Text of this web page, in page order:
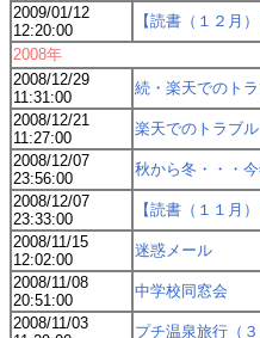
2009/01/12
12:20:00
【読書（１２月
2008年
2008/12/29
11:31:00
続・楽天でのトラ
2008/12/21
11:27:00
楽天でのトラブル
2008/12/07
23:56:00
秋から冬・・・
2008/12/07
23:33:00
【読書（１１月）
2008/11/15
12:02:00
迷惑メール
2008/11/08
20:51:00
中学校同窓会
2008/11/03
プチ温泉旅行（